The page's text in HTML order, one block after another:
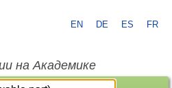
EN DE ES FR
на Академике